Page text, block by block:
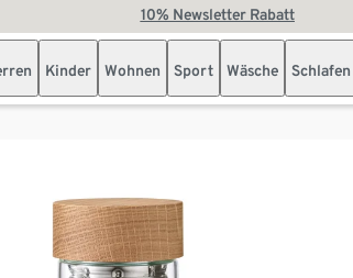
10% Newsletter Rabatt
Kinder Wohnen Sport Wäsche Schlafen